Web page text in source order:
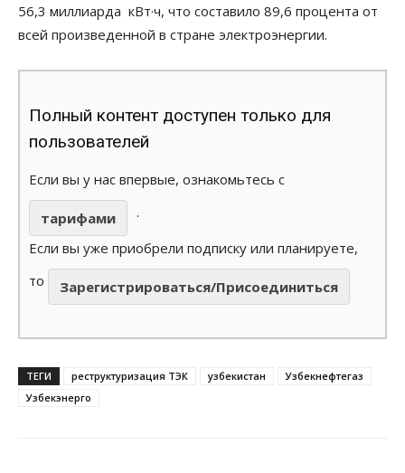
56,3 миллиарда кВт·ч, что составило 89,6 процента от
всей произведенной в стране электроэнергии.
Полный контент доступен только для
пользователей
Если вы у нас впервые, ознакомьтесь с
тарифами
.
Если вы уже приобрели подписку или планируете,
то
Зарегистрироваться/Присоединиться
ТЕГИ реструктуризация ТЭК узбекистан
Узбекнефтегаз
Узбекэнерго